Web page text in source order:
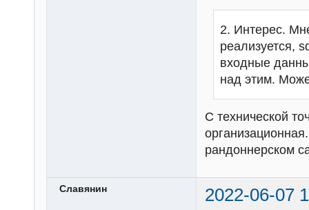
2. Интерес.
реализуется,
входные
над этим.
С технической
рандоннерском
Славянин 2022-06-07